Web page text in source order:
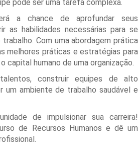
pode ser uma tarefa complexa.
a chance de aprofundar seus
as habilidades necessárias para se
Com uma abordagem prática
melhores práticas e estratégias para
capital humano de uma organização.
construir equipes de alto
um ambiente de trabalho saudável e
de impulsionar sua carreira!
de Recursos Humanos e dê um